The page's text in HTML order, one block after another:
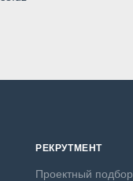
РЕКРУТМЕНТ
Проектный подбор